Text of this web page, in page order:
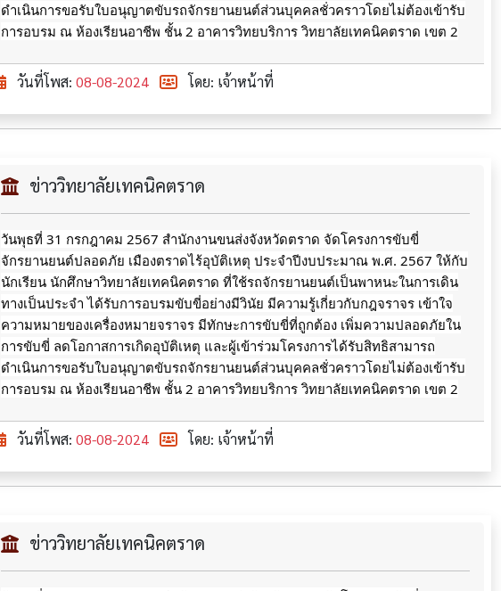
ดำเนินการขอรับใบอนุญาตขับรถจักรยานยนต์ส่วนบุคคลชั่วคราวโดยไม่ต้องเข้ารับ
การอบรม ณ ห้องเรียนอาชีพ ชั้น 2 อาคารวิทยบริการ วิทยาลัยเทคนิคตราด เขต 2
วันที่โพส:08-08-2024 โดย: เจ้าหน้าที่
ข่าววิทยาลัยเทคนิคตราด
วันพุธที่ 31 กรกฎาคม 2567 สำนักงานขนส่งจังหวัดตราด จัดโครงการขับขี่
จักรยานยนต์ปลอดภัย เมืองตราดไร้อุบัติเหตุ ประจำปีงบประมาณ พ.ศ. 2567 ให้กับ
นักเรียน นักศึกษาวิทยาลัยเทคนิคตราด ที่ใช้รถจักรยานยนต์เป็นพาหนะในการเดิน
ทางเป็นประจำ ได้รับการอบรมขับขี่อย่างมีวินัย มีความรู้เกี่ยวกับกฎจราจร เข้าใจ
ความหมายของเครื่องหมายจราจร มีทักษะการขับขี่ที่ถูกต้อง เพิ่มความปลอดภัยใน
การขับขี่ ลดโอกาสการเกิดอุบัติเหตุ และผู้เข้าร่วมโครงการได้รับสิทธิสามารถ
ดำเนินการขอรับใบอนุญาตขับรถจักรยานยนต์ส่วนบุคคลชั่วคราวโดยไม่ต้องเข้ารับ
การอบรม ณ ห้องเรียนอาชีพ ชั้น 2 อาคารวิทยบริการ วิทยาลัยเทคนิคตราด เขต 2
วันที่โพส:08-08-2024 โดย: เจ้าหน้าที่
ข่าววิทยาลัยเทคนิคตราด